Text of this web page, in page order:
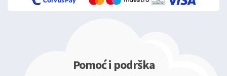
Pomoć i podrška